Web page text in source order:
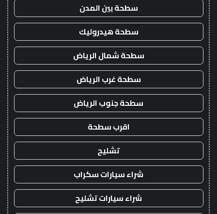
سطحة بين المدن
سطحة هيدروليك
سطحة شمال الرياض
سطحة غرب الرياض
سطحة جنوب الرياض
اقرب سطحة
تشليح
شراء سيارات سكراب
شراء سيارات تشليح